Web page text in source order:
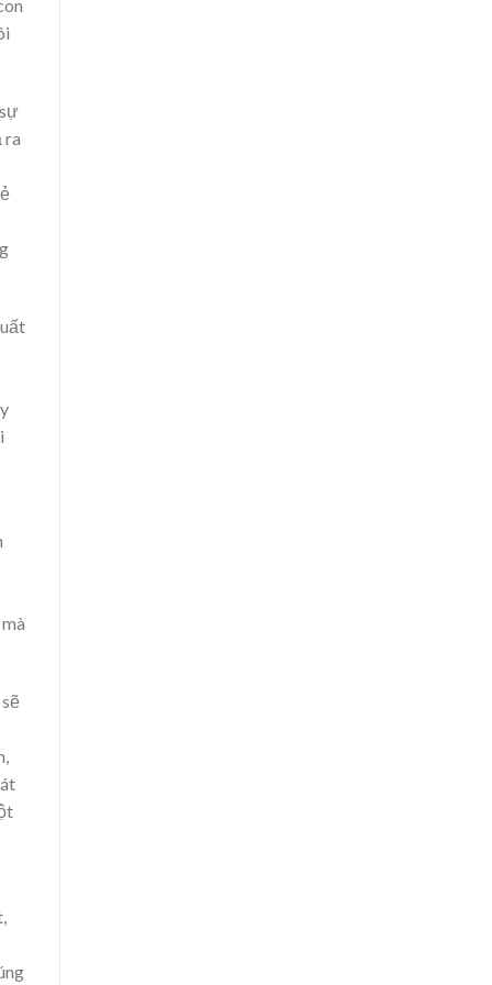
ra